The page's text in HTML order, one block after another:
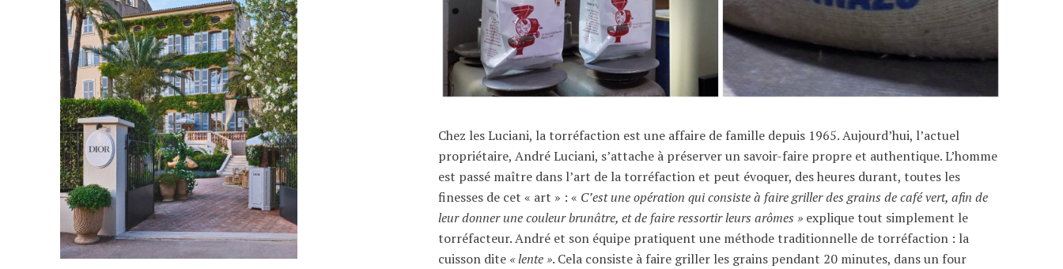
Chez les Luciani, la torréfaction est une affaire de famille depuis 1965. Aujourd’hui, l’actuel
propriétaire, André Luciani, s’attache à préserver un savoir-faire propre et authentique. L’homme
est passé maître dans l’art de la torréfaction et peut évoquer, des heures durant, toutes les
finesses de cet « art » : « C’est une opération qui consiste à faire griller des grains de café vert, afin de
leur donner une couleur brunâtre, et de faire ressortir leurs arômes » explique tout simplement le
torréfacteur. André et son équipe pratiquent une méthode traditionnelle de torréfaction : la
cuisson dite « lente ». Cela consiste à faire griller les grains pendant 20 minutes, dans un four